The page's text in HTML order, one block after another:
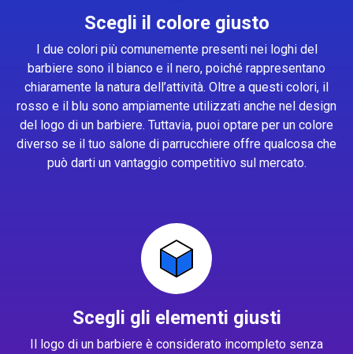
Scegli il colore giusto
I due colori più comunemente presenti nei loghi del
barbiere sono il bianco e il nero, poiché rappresentano
chiaramente la natura dell’attività. Oltre a questi colori, il
rosso e il blu sono ampiamente utilizzati anche nel design
del logo di un barbiere. Tuttavia, puoi optare per un colore
diverso se il tuo salone di parrucchiere offre qualcosa che
può darti un vantaggio competitivo sul mercato.
Scegli gli elementi giusti
Il logo di un barbiere è considerato incompleto senza